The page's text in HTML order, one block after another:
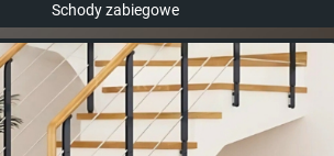
Schody zabiegowe